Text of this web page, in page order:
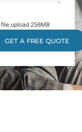
file upload 256MB